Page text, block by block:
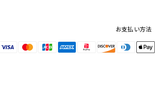
お支払い方法